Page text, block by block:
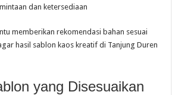
dan ketersediaan
memberikan rekomendasi bahan sesuai
hasil sablon kaos kreatif di Tanjung Duren
yang Disesuaikan